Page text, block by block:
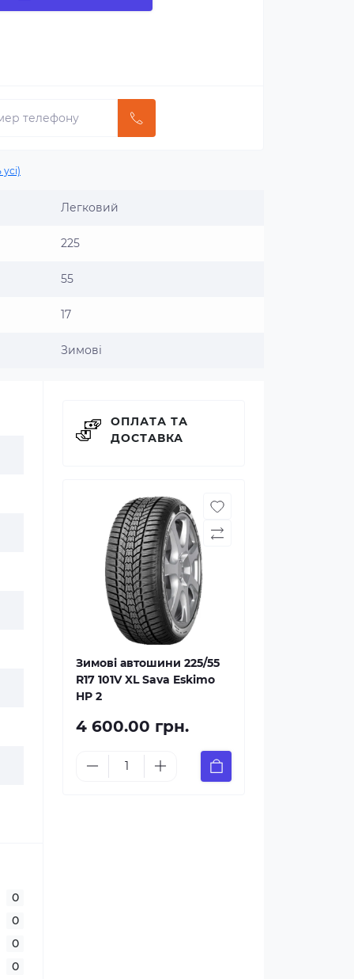
Легковий
225
55
17
Зимові
0
0
0
0
ОПЛАТА ТА
ДОСТАВКА
Зимові автошини 225/55
R17 101V XL Sava Eskimo
HP 2
4 600.00 грн.